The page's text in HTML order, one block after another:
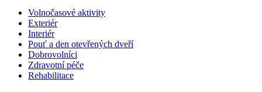
Volnočasové aktivity
Exteriér
Interiér
Pouť a den otevřených dveří
Dobrovolníci
Zdravotní péče
Rehabilitace